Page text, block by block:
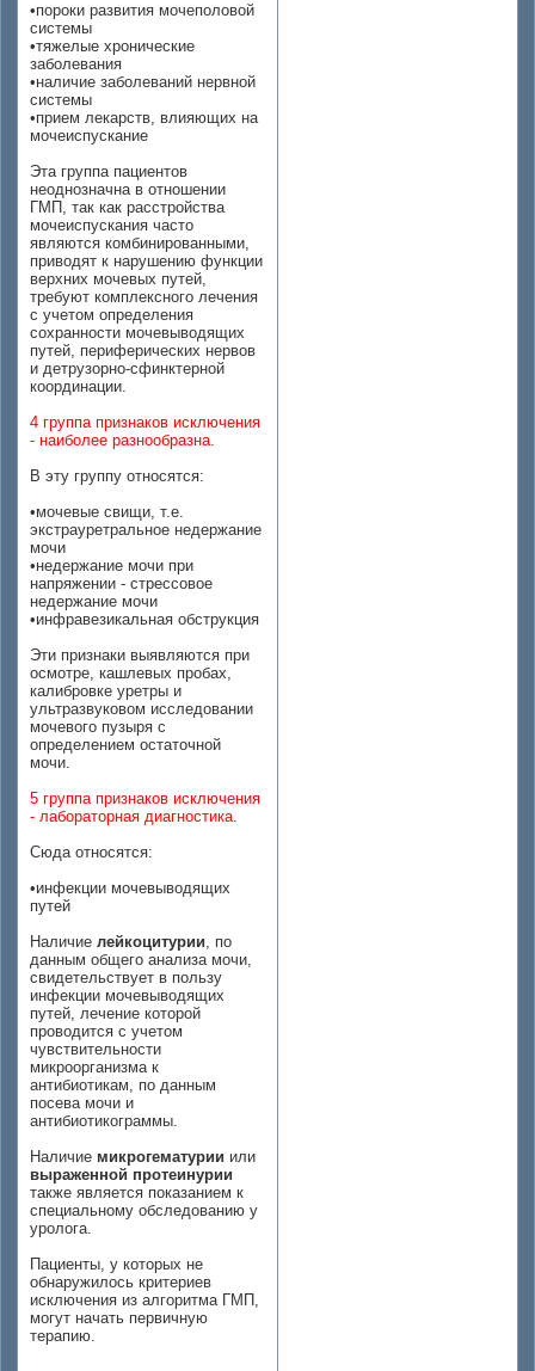
•пороки развития мочеполовой
системы
•тяжелые хронические
заболевания
•наличие заболеваний нервной
системы
•прием лекарств, влияющих на
мочеиспускание
Эта группа пациентов
неоднозначна в отношении
ГМП, так как расстройства
мочеиспускания часто
являются комбинированными,
приводят к нарушению функции
верхних мочевых путей,
требуют комплексного лечения
с учетом определения
сохранности мочевыводящих
путей, периферических нервов
и детрузорно-сфинктерной
координации.
4 группа признаков исключения
- наиболее разнообразна.
В эту группу относятся:
•мочевые свищи, т.е.
экстрауретральное недержание
мочи
•недержание мочи при
напряжении - стрессовое
недержание мочи
•инфравезикальная обструкция
Эти признаки выявляются при
осмотре, кашлевых пробах,
калибровке уретры и
ультразвуковом исследовании
мочевого пузыря с
определением остаточной
мочи.
5 группа признаков исключения
- лабораторная диагностика.
Сюда относятся:
•инфекции мочевыводящих
путей
Наличие лейкоцитурии, по
данным общего анализа мочи,
свидетельствует в пользу
инфекции мочевыводящих
путей, лечение которой
проводится с учетом
чувствительности
микроорганизма к
антибиотикам, по данным
посева мочи и
антибиотикограммы.
Наличие микрогематурии или
выраженной протеинурии
также является показанием к
специальному обследованию у
уролога.
Пациенты, у которых не
обнаружилось критериев
исключения из алгоритма ГМП,
могут начать первичную
терапию.